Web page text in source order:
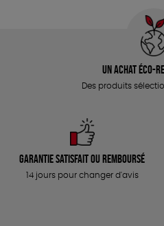
Un achat éco-
Des produits
Garantie satisfait ou remboursé
14 jours pour changer d'avis